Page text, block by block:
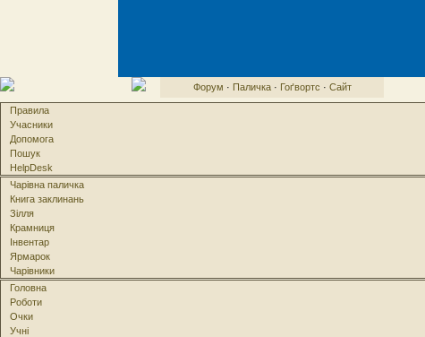
Форум · Паличка· Гоґвортс · Сайт
Правила
Учасники
Допомога
Пошук
HelpDesk
Чарівна паличка
Книга заклинань
Зілля
Крамниця
Інвентар
Ярмарок
Чарівники
Головна
Роботи
Очки
Учні